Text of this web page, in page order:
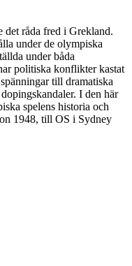
det råda fred i Grekland.
under de olympiska
under båda
politiska konflikter kastat
till dramatiska
I den här
spelens historia och
1948, till OS i Sydney